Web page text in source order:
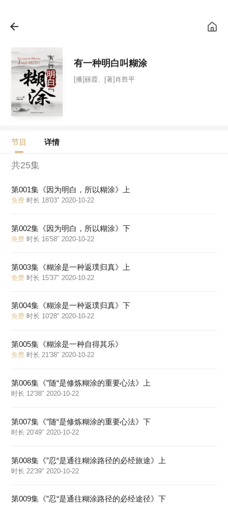
有一种明白叫糊涂
[播]丽霞、[著]肖胜平
节目 详情
共25集
第001集《因为明白，所以糊涂》上
免费 时长 18′03″ 2020-10-22
第002集《因为明白，所以糊涂》下
免费 时长 16′58″ 2020-10-22
第003集《糊涂是一种返璞归真》上
免费 时长 15′37″ 2020-10-22
第004集《糊涂是一种返璞归真》下
免费 时长 10′28″ 2020-10-22
第005集《糊涂是一种自得其乐》
免费 时长 21′38″ 2020-10-22
第006集《”随“是修炼糊涂的重要心法》上
时长 12′38″ 2020-10-22
第007集《”随“是修炼糊涂的重要心法》下
时长 20′49″ 2020-10-22
第008集《”忍“是通往糊涂路径的必经旅途》上
时长 22′39″ 2020-10-22
第009集《”忍“是通往糊涂路径的必经途径》下